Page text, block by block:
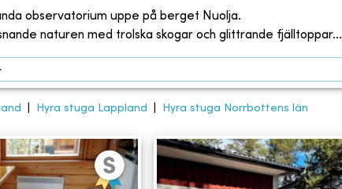
observatorium uppe på berget Nuolja.
naturen med trolska skogar och glittrande fjälltoppar...
Hyra stuga Lappland Hyra stuga Norrbottens län